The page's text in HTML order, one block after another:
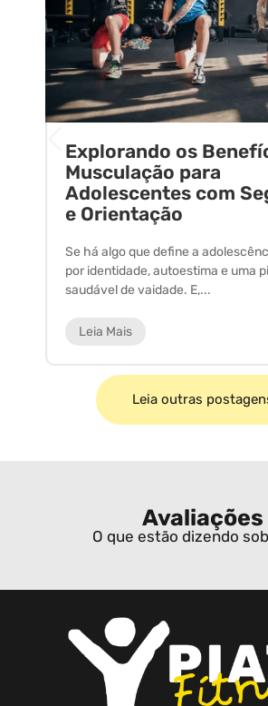
Explorando os
Musculação para
Adolescentes com
e Orientação
Se há algo que define a
por identidade, autoestima e uma
saudável de vaidade. E,...
Leia Mais
Leia outras
Avaliações
O que estão dizendo